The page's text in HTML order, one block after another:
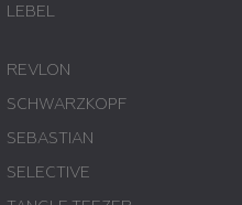
LEBEL
REVLON
SCHWARZKOPF
SEBASTIAN
SELECTIVE